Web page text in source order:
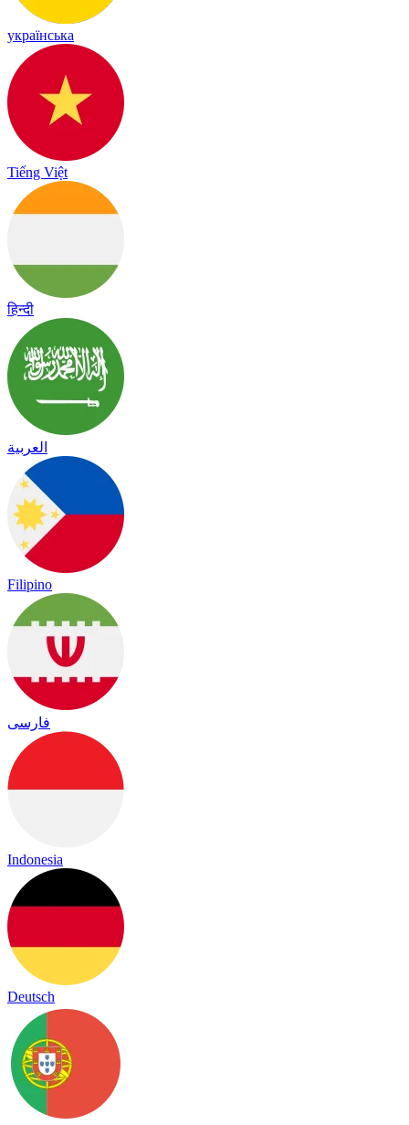
українська
Tiếng Việt
हिन्दी
العربية
Filipino
فارسی
Indonesia
Deutsch